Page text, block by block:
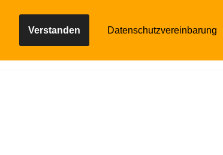
Reservierung
Verstanden Datenschutzvereinbarung